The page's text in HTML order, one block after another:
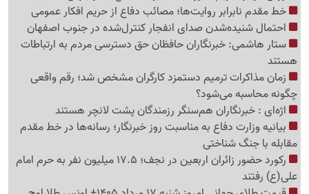
خط مقدم نابرابر روایت‌ها؛ مصائب دفاع از حریم افکار عمومی
احتمال شنیده‌شدن صدای انفجار کنترل‌شده در جنوب اصفهان
ستار هاشمی: خبرنگاران حافظان حق دسترسی مردم به ارتباطات
هستند
زمان مذاکرات ترمیم دستمزد کارگران مشخص شد؛ رقم واقعی
چگونه محاسبه می‌شود؟
اژه‌ای : خبرنگاران هم‌سنگر رزمندگان پشت لانچر هستند
بیانیه وزارت دفاع به مناسبت روز خبرنگار؛ رسانه‌ها در خط مقدم
مقابله با جنگ شناختی
رکورد حضور زائران اربعین در نجف؛ 17.5 میلیون نفر به حرم امام
علی(ع) رفتند